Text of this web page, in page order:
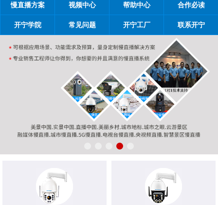
慢直播方案 视频中心 帮助中心 合作必读
开宁学院 常见问题 开宁工厂 联系开宁